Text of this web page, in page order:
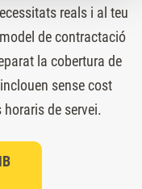
reals i al teu
de contractació
la cobertura de
sense cost
de servei.